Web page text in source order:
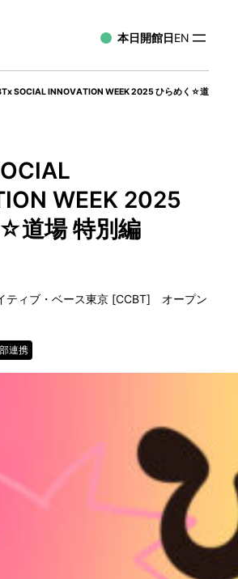
本日開館日EN
SOCIAL INNOVATION WEEK 2025 ひらめく☆道
WEEK 2025
道場 特別編
ティブ・ベース東京 [CCBT] オープン
連携